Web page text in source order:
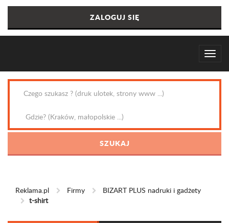
Reklama.pl Firmy
BIZART PLUS nadruki i gadżety
t-shirt